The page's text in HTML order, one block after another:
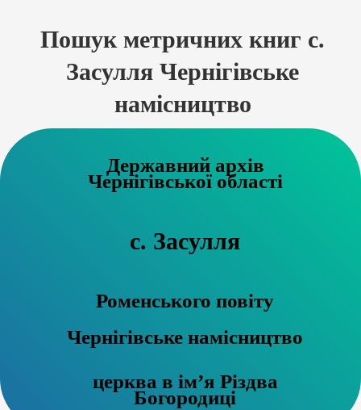
Пошук метричних книг с.
Засулля Чернігівське
намісництво
Державний архів
Чернігівської області
с. Засулля
Роменського повіту
Чернігівське намісництво
церква в ім’я Різдва
Богородиці